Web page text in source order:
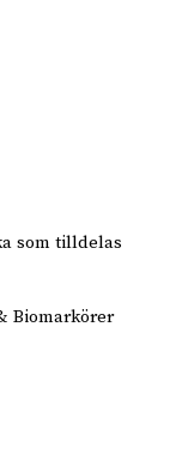
som tilldelas
Biomarkörer